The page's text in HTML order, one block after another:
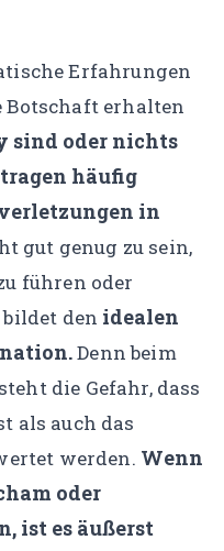
Erfahrungen
Botschaft erhalten
sind oder nichts
häufig
in
gut genug zu sein,
führen oder
den idealen
Denn beim
die Gefahr, dass
als auch das
werden. Wenn
oder
ist es äußerst